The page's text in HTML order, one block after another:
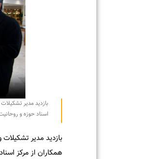
بازدید مدیر تشکیلات و
اسناد حوزه و روحانیت
بازدید مدیر تشکیلات و
همکاران از مرکز اسناد